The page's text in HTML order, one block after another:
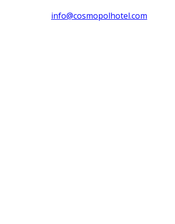
info@cosmopolhotel.com